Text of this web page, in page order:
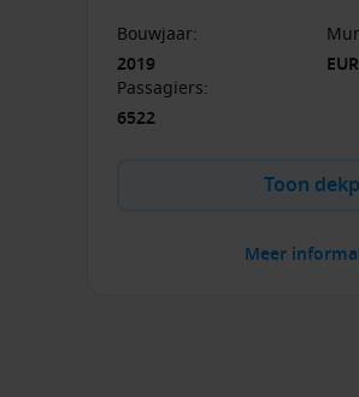
milieuvriendelijke LNG-
inbedrijfstelling zal ze eerst
Zee varen.
Bouwjaar:
2019
Passagiers:
6522
Toon
Meer